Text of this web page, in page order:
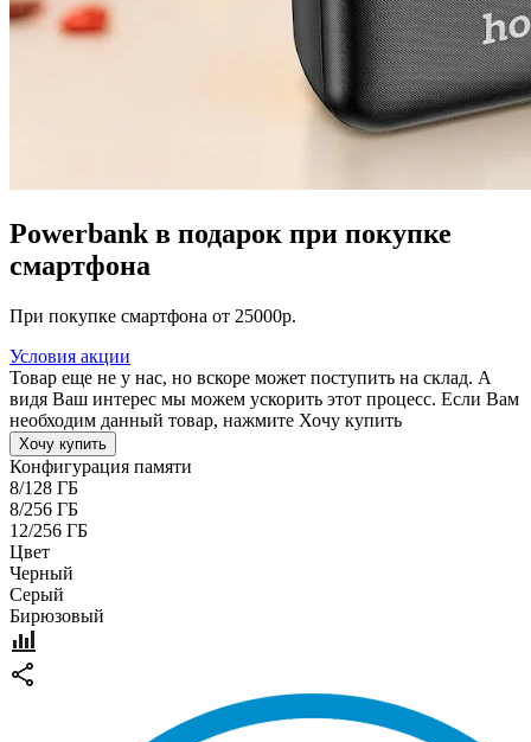
Powerbank в подарок при покупке
смартфона
При покупке смартфона от 25000р.
Условия акции
Товар еще не у нас, но вскоре может поступить на склад. А
видя Ваш интерес мы можем ускорить этот процесс. Если Вам
необходим данный товар, нажмите Хочу купить
Хочу купить
Конфигурация памяти
8/128 ГБ
8/256 ГБ
12/256 ГБ
Цвет
Черный
Серый
Бирюзовый